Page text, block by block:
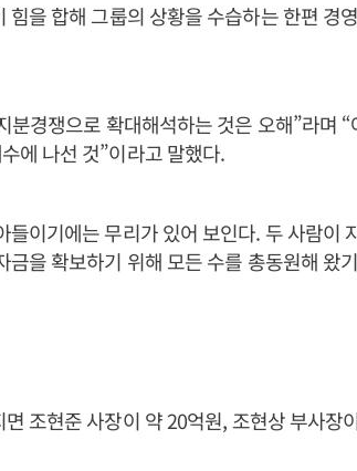
힘을 합해 그룹의 상황을 수습하는 한편 경
분경쟁으로 확대해석하는 것은 오해”라며
에 나선 것”이라고 말했다.
들이기에는 무리가 있어 보인다. 두 사람이
금을 확보하기 위해 모든 수를 총동원해 왔
조현준 사장이 약 20억원, 조현상 부사장